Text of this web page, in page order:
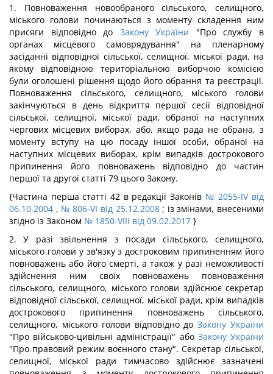
1. Повноваження новообраного сільського, селищного,
міського голови починаються з моменту складення ним
присяги відповідно до Закону України "Про службу в
органах місцевого самоврядування" на пленарному
засіданні відповідної сільської, селищної, міської ради, на
якому відповідною територіальною виборчою комісією
були оголошені рішення щодо його обрання та реєстрації.
Повноваження сільського, селищного, міського голови
закінчуються в день відкриття першої сесії відповідної
сільської, селищної, міської ради, обраної на наступних
чергових місцевих виборах, або, якщо рада не обрана, з
моменту вступу на цю посаду іншої особи, обраної на
наступних місцевих виборах, крім випадків дострокового
припинення його повноважень відповідно до частин
першої та другої статті 79 цього Закону.
{Частина перша статті 42 в редакції Законів № 2055-IV від
06.10.2004 , № 806-VI від 25.12.2008; із змінами, внесеними
згідно із Законом № 1850-VIII від 09.02.2017 }
2. У разі звільнення з посади сільського, селищного,
міського голови у зв'язку з достроковим припиненням його
повноважень або його смерті, а також у разі неможливості
здійснення ним своїх повноважень повноваження
сільського, селищного, міського голови здійснює секретар
відповідної сільської, селищної, міської ради, крім випадків
дострокового припинення повноважень сільського,
селищного, міського голови відповідно доЗакону України
"Про військово-цивільні адміністрації" або Закону України
"Про правовий режим воєнного стану". Секретар сільської,
селищної, міської ради тимчасово здійснює зазначені